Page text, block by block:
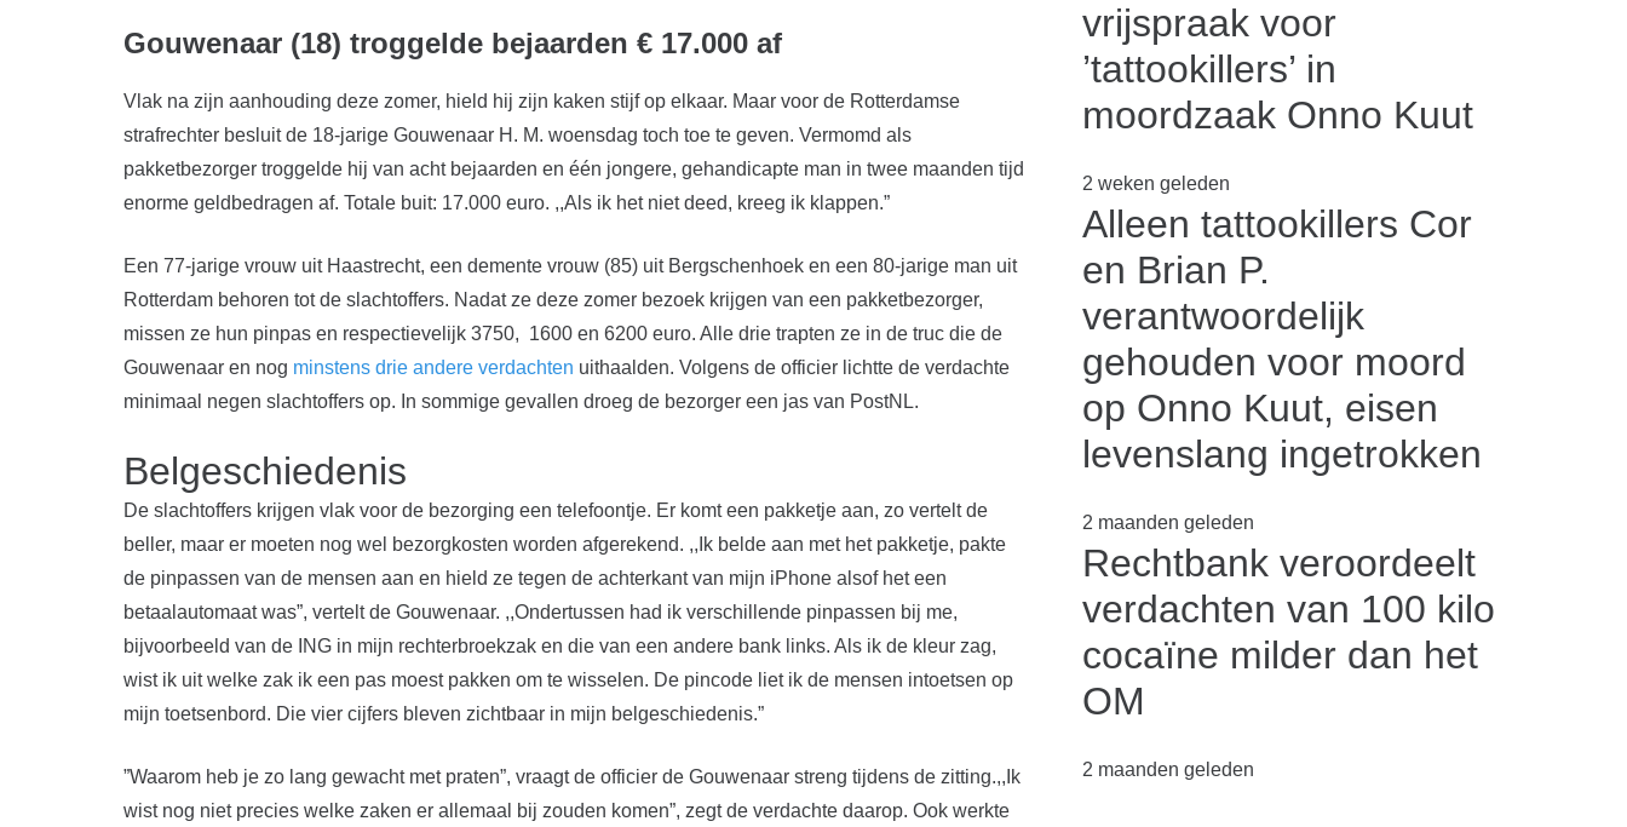
Gouwenaar (18) troggelde bejaarden € 17.000 af
Vlak na zijn aanhouding deze zomer, hield hij zijn kaken stijf op elkaar. Maar voor de Rotterdamse
strafrechter besluit de 18-jarige Gouwenaar H. M. woensdag toch toe te geven. Vermomd als
pakketbezorger troggelde hij van acht bejaarden en één jongere, gehandicapte man in twee maanden tijd
enorme geldbedragen af. Totale buit: 17.000 euro. ,,Als ik het niet deed, kreeg ik klappen.”
Een 77-jarige vrouw uit Haastrecht, een demente vrouw (85) uit Bergschenhoek en een 80-jarige man uit
Rotterdam behoren tot de slachtoffers. Nadat ze deze zomer bezoek krijgen van een pakketbezorger,
missen ze hun pinpas en respectievelijk 3750, 1600 en 6200 euro. Alle drie trapten ze in de truc die de
Gouwenaar en nog minstens drie andere verdachten uithaalden. Volgens de officier lichtte de verdachte
minimaal negen slachtoffers op. In sommige gevallen droeg de bezorger een jas van PostNL.
Belgeschiedenis
De slachtoffers krijgen vlak voor de bezorging een telefoontje. Er komt een pakketje aan, zo vertelt de
beller, maar er moeten nog wel bezorgkosten worden afgerekend. ,,Ik belde aan met het pakketje, pakte
de pinpassen van de mensen aan en hield ze tegen de achterkant van mijn iPhone alsof het een
betaalautomaat was”, vertelt de Gouwenaar. ,,Ondertussen had ik verschillende pinpassen bij me,
bijvoorbeeld van de ING in mijn rechterbroekzak en die van een andere bank links. Als ik de kleur zag,
wist ik uit welke zak ik een pas moest pakken om te wisselen. De pincode liet ik de mensen intoetsen op
mijn toetsenbord. Die vier cijfers bleven zichtbaar in mijn belgeschiedenis.”
”Waarom heb je zo lang gewacht met praten”, vraagt de officier de Gouwenaar streng tijdens de zitting.,,Ik
wist nog niet precies welke zaken er allemaal bij zouden komen”, zegt de verdachte daarop. Ook werkte
vrijspraak voor
’tattookillers’ in
moordzaak Onno Kuut
2 weken geleden
Alleen tattookillers Cor
en Brian P.
verantwoordelijk
gehouden voor moord
op Onno Kuut, eisen
levenslang ingetrokken
2 maanden geleden
Rechtbank veroordeelt
verdachten van 100 kilo
cocaïne milder dan het
OM
2 maanden geleden